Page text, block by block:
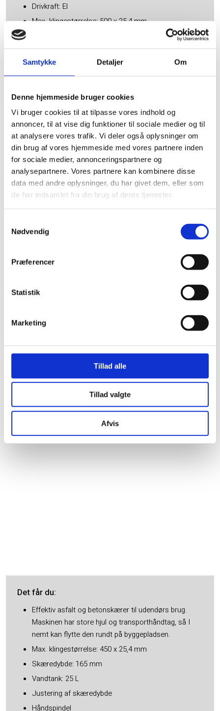
Samtykke Detaljer Om
Denne hjemmeside bruger cookies
Vi bruger cookies til at tilpasse vores indhold og
annoncer, til at vise dig funktioner til sociale medier og til
at analysere vores trafik. Vi deler også oplysninger om
din brug af vores hjemmeside med vores partnere inden
for sociale medier, annonceringspartnere og
analysepartnere. Vores partnere kan kombinere disse
data med andre oplysninger, du har givet dem, eller som
de har indsamlet fra din brug af deres tjenester.
Nødvendig
Præferencer
Statistik
Marketing
Tillad alle
Tillad valgte
Afvis
Drivkraft: El
Max. klingestørrelse: 500 x 25,4 mm
Opstramning af kilerem: Manuel
Skæredybdeindikator: Ja
Længde: 1210 mm
Bredde: 630 mm
Højde: 1165 mm
Vægt: 136 kg
Vibrationsniveau: 2,2 m/s²
Inkl. vandtilslutning: Ja
Svingningshastighed: 2330 min-1 (r.p.m)
Datablad (eng)​
Udlejning af
asfaltskærer/betonskærer/fugeskærer
Gölz FS175
Det får du​:
Effektiv asfalt og betonskærer til udendørs brug.
Maskinen har store hjul og transporthåndtag, så I
nemt kan flytte den rundt på byggepladsen.
Max. klingestørrelse: 450 x 25,4 mm
Skæredybde: 165 mm
Vandtank: 25 L
Justering af skæredybde
Håndspindel